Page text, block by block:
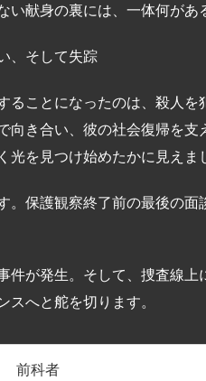
い献身の裏には、一体何があ
、そして失踪
ることになったのは、殺人
向き合い、彼の社会復帰を
光を見つけ始めたかに見えま
。保護観察終了前の最後の
件が発生。そして、捜査線
スへと舵を切ります。
前科者